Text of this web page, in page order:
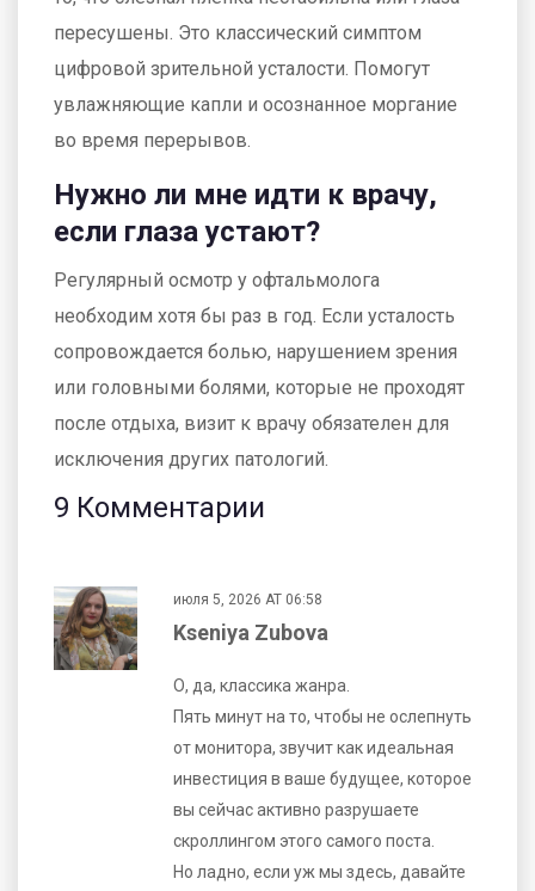
пересушены. Это классический симптом
цифровой зрительной усталости. Помогут
увлажняющие капли и осознанное моргание
во время перерывов.
Нужно ли мне идти к врачу,
если глаза устают?
Регулярный осмотр у офтальмолога
необходим хотя бы раз в год. Если усталость
сопровождается болью, нарушением зрения
или головными болями, которые не проходят
после отдыха, визит к врачу обязателен для
исключения других патологий.
9 Комментарии
июля 5, 2026 AT 06:58
Kseniya Zubova
О, да, классика жанра.
Пять минут на то, чтобы не ослепнуть
от монитора, звучит как идеальная
инвестиция в ваше будущее, которое
вы сейчас активно разрушаете
скроллингом этого самого поста.
Но ладно, если уж мы здесь, давайте